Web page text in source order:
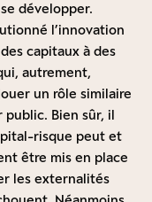
développer.
l’innovation
capitaux à des
autrement,
un rôle similaire
public. Bien sûr, il
risque peut et
être mis en place
les externalités